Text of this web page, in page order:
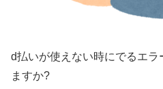
d払いが使えない時にでるエ
ますか?